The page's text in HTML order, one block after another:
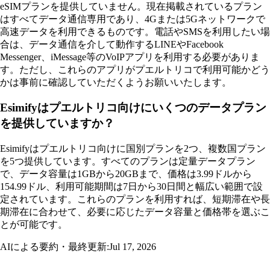
eSIMプランを提供していません。現在掲載されているプラン
はすべてデータ通信専用であり、4Gまたは5Gネットワークで
高速データを利用できるものです。電話やSMSを利用したい場
合は、データ通信を介して動作するLINEやFacebook
Messenger、iMessage等のVoIPアプリを利用する必要がありま
す。ただし、これらのアプリがプエルトリコで利用可能かどう
かは事前に確認していただくようお願いいたします。
Esimifyはプエルトリコ向けにいくつのデータプラン
を提供していますか？
Esimifyはプエルトリコ向けに国別プランを2つ、複数国プラン
を5つ提供しています。すべてのプランは定量データプラン
で、データ容量は1GBから20GBまで、価格は3.99ドルから
154.99ドル、利用可能期間は7日から30日間と幅広い範囲で設
定されています。これらのプランを利用すれば、短期滞在や長
期滞在に合わせて、必要に応じたデータ容量と価格帯を選ぶこ
とが可能です。
AIによる要約・最終更新:Jul 17, 2026